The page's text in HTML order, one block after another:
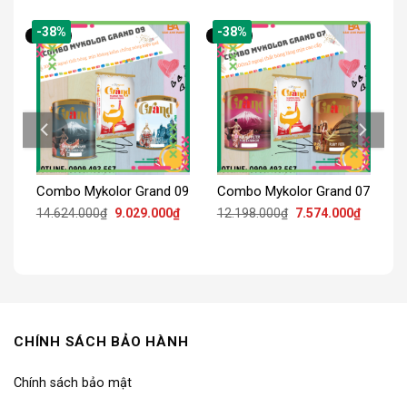
-38%
Combo Mykolor Grand 09
14.624.000₫ Giá
9.029.000₫Giá
hiện
-38%
Combo Mykolor Grand 07
12.198.000₫ Giá
7.574.000₫Giá
hiện
CHÍNH SÁCH BẢO HÀNH
Chính sách bảo mật